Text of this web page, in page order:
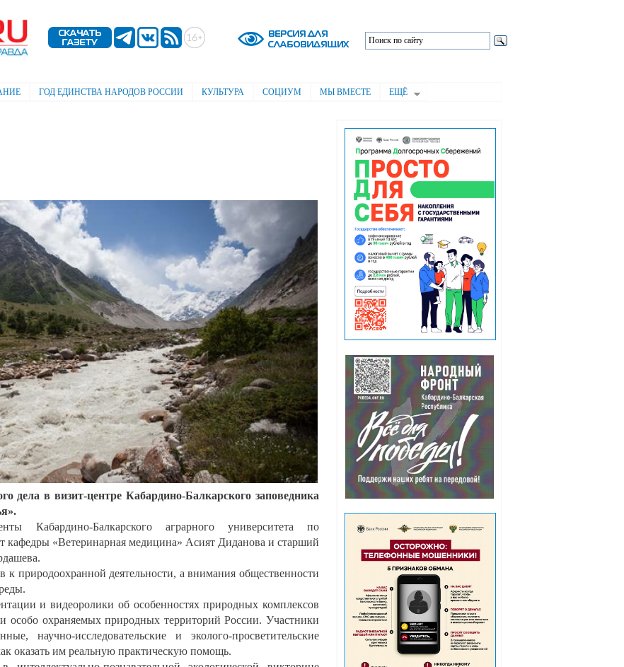
содержанию
ГОД ЕДИНСТВА НАРОДОВ РОССИИ КУЛЬТУРА СОЦИУМ МЫ ВМЕСТЕ ЕЩЁ
дела в визит-центре Кабардино-Балкарского заповедника
Кабардино-Балкарского аграрного университета по
кафедры «Ветеринарная медицина» Асият Диданова и старший
к природоохранной деятельности, а внимания общественности
и видеоролики об особенностях природных комплексов
особо охраняемых природных территорий России. Участники
научно-исследовательские и эколого-просветительские
оказать им реальную практическую помощь.